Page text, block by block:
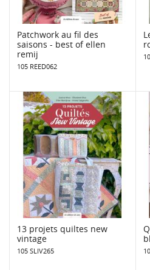
Patchwork au fil des
saisons - best of ellen
remij
105 REED062
13 projets quiltes new
vintage
105 SLIV265